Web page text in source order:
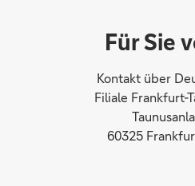
Für Sie
Kontakt über
Filiale Frankfurt-
60325